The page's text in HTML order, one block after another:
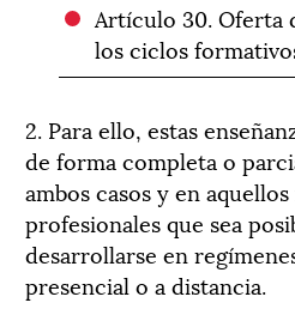
Artículo 30. Oferta
los ciclos
2. Para ello, estas
de forma completa o
ambos casos y en
profesionales que sea
desarrollarse en
presencial o a distancia.